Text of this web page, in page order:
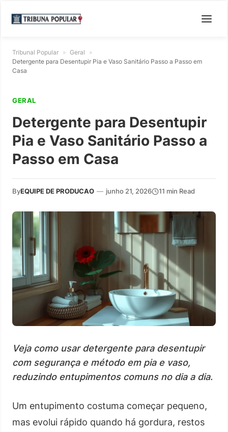
Tribunal Popular » Geral
»
Detergente para Desentupir Pia e Vaso Sanitário Passo a Passo em
Casa
GERAL
Detergente para Desentupir
Pia e Vaso Sanitário Passo a
Passo em Casa
ByEQUIPE DE PRODUCAO — junho 21, 2026 11 min Read
Veja como usar detergente para desentupir
com segurança e método em pia e vaso,
reduzindo entupimentos comuns no dia a dia.
Um entupimento costuma começar pequeno,
mas evolui rápido quando há gordura, restos